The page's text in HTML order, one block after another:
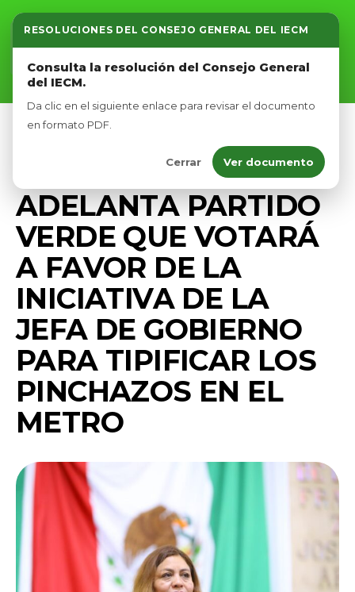
RESOLUCIONES DEL CONSEJO GENERAL DEL IECM
Consulta la resolución del Consejo General
del IECM.
Da clic en el siguiente enlace para revisar el documento
en formato PDF.
Cerrar Ver documento
Inicio
Nosotros
Afíliate
DIPUTADOS VERDES CDMX
ADELANTA PARTIDO
VERDE QUE VOTARÁ
A FAVOR DE LA
INICIATIVA DE LA
JEFA DE GOBIERNO
PARA TIPIFICAR LOS
PINCHAZOS EN EL
METRO